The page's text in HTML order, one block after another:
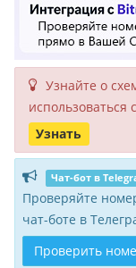
Узнайте о
исполь­зоваться
Узнать
Чат-бот в
Проверяйте
чат-боте в
Проверить